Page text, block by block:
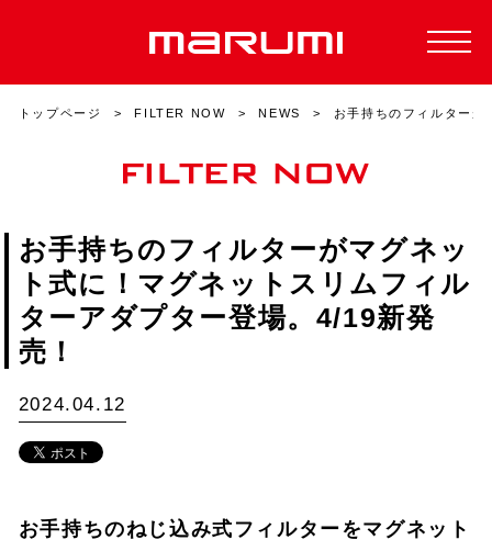
トップページ FILTER NOW NEWS お手持ちのフィルター
お手持ちのフィルターがマグネッ
ト式に！マグネットスリムフィル
ターアダプター登場。4/19新発
売！
2024.04.12
お手持ちのねじ込み式フィルターをマグネット